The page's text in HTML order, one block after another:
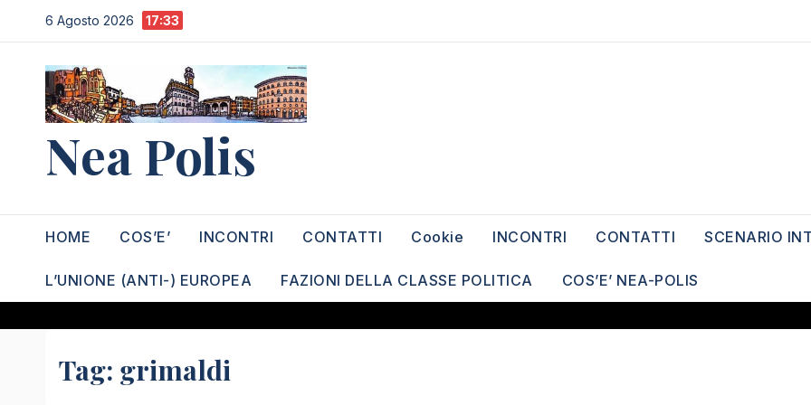
al
contenuto
6 Agosto 2026 17:33
Nea Polis
HOME COS’E’ INCONTRI CONTATTI Cookie INCONTRI CONTATTI SCENARIO
L’UNIONE (ANTI-) EUROPEA FAZIONI DELLA CLASSE POLITICA COS’E’ NEA-POLIS
Tag: grimaldi